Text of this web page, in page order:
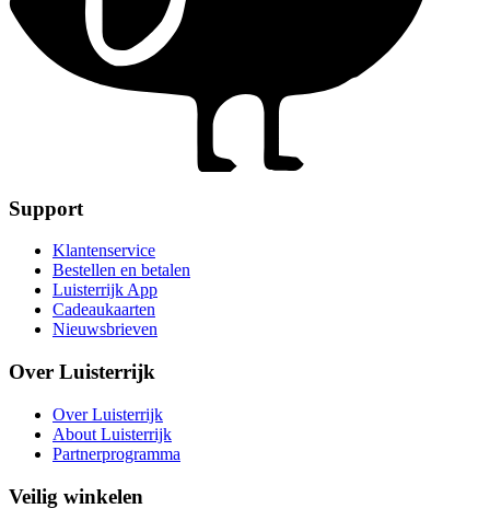
Support
Klantenservice
Bestellen en betalen
Luisterrijk App
Cadeaukaarten
Nieuwsbrieven
Over Luisterrijk
Over Luisterrijk
About Luisterrijk
Partnerprogramma
Veilig winkelen